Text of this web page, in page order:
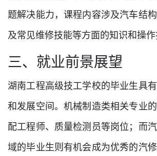
题解决能力，课程内容涉及汽车结
及常见维修技能等方面的知识和操作
三、就业前景展望
湖南工程高级技工学校的毕业生具
和发展空间。机械制造类相关专业
配工程师、质量检测员等岗位；而
域的毕业生则有机会成为优秀的汽